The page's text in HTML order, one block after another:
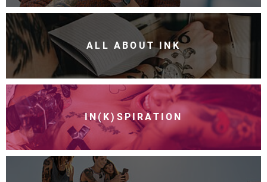
ALL ABOUT INK
IN(K)SPIRATION